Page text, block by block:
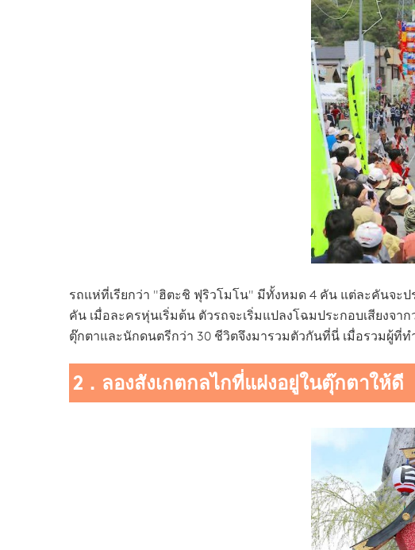
รถแห่ที่เรียกว่า "ฮิตะชิ ฟุริวโมโน" มีทั้งหมด 4 คัน แต่ละคันจะป
คัน เมื่อละครหุ่นเริ่มต้น ตัวรถจะเริ่มแปลงโฉมประกอบเสียงจ
ตุ๊กตาและนักดนตรีกว่า 30 ชีวิตจึงมารวมตัวกันที่นี่ เมื่อรวมผู้ที่
2．ลองสังเกตกลไกที่แฝงอยู่ในตุ๊กตาให้ดี